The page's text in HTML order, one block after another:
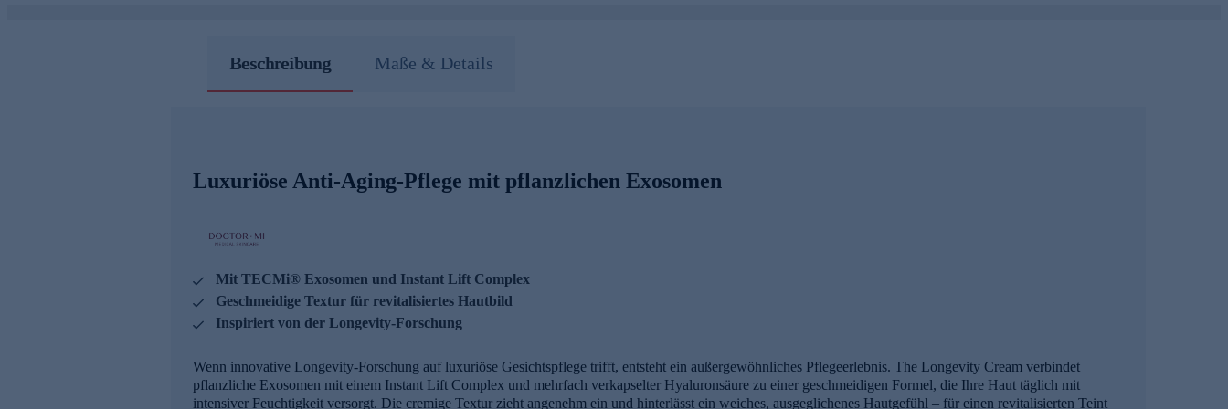
Beschreibung Maße & Details
Luxuriöse Anti-Aging-Pflege mit pflanzlichen Exosomen
Mit TECMi® Exosomen und Instant Lift Complex
Geschmeidige Textur für revitalisiertes Hautbild
Inspiriert von der Longevity-Forschung
Wenn innovative Longevity-Forschung auf luxuriöse Gesichtspflege trifft, entsteht ein außergewöhnliches Pflegeerlebnis. The Longevity Cream verbindet
pflanzliche Exosomen mit einem Instant Lift Complex und mehrfach verkapselter Hyaluronsäure zu einer geschmeidigen Formel, die Ihre Haut täglich mit
intensiver Feuchtigkeit versorgt. Die cremige Textur zieht angenehm ein und hinterlässt ein weiches, ausgeglichenes Hautgefühl – für einen revitalisierten Teint